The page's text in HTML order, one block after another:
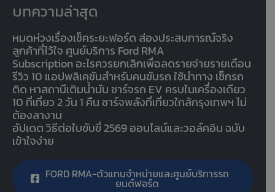
บทความล่าสุด
หมดห่วงเรื่องเช็คระยะฟอร์ด ส่องประสบการณ์จริง
ลูกค้าที่ไว้ใจ ศูนย์บริการ Ford RMA
Subscription อะไรควรยกเลิกเพื่อลดรายจ่ายรายเดือน
รีวิว 10 แอปพลิเคชันสำหรับคนขับรถ ใช้นำทาง เช็กรถ
ติด หาสถานีเติมน้ำมัน ชาร์จรถ EV ครบในเครื่องเดียว
10 ที่เที่ยว 2 วัน 1 คืน ชาร์จพลังที่เที่ยวใกล้กรุงเทพฯ ไม่
ต้องลางาน
อัปเดต วิธีต่อใบขับขี่ 2569 ออนไลน์และวอล์คอิน ฉบับ
เข้าใจง่าย
FORD RMA-ตัวแทนจำหน่ายและศูนย์บริการรถ
ยนต์ฟอร์ด